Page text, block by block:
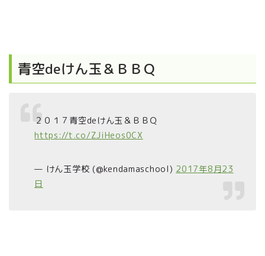
青空deけん玉＆ＢＢＱ
２０１７青空deけん玉＆ＢＢＱ
https://t.co/ZJiHeos0CX
— けん玉学校 (@kendamaschool) 2017年8月23
日